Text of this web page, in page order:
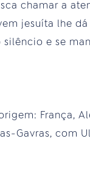
chamar a
jesuíta lhe
silêncio e se
França,
Gavras, com